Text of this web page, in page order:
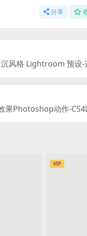
分享
风格 Lightroom 预设-
果Photoshop动作-CS4
VIP